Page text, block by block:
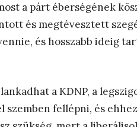
a párt éberségének
és megtévesztett
és hosszabb ideig
a KDNP, a
fellépni, és